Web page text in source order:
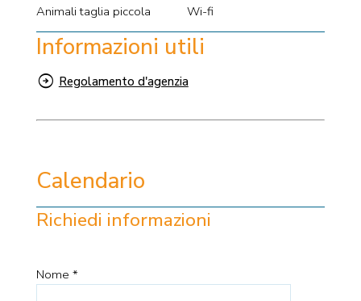
Animali taglia piccola Wi-fi
Informazioni utili
Regolamento d'agenzia
Calendario
Richiedi informazioni
Nome *